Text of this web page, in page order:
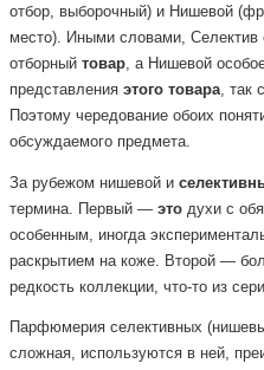
отбор, выборочный) и Нишевой
место). Иными словами, Селектив
отборный товар, а Нишевой
представления этого товара, так
Поэтому чередование обоих
обсуждаемого предмета.
За рубежом нишевой и
термина. Первый — это духи с
особенным, иногда
раскрытием на коже. Второй —
редкость коллекции, что-то из
Парфюмерия селективных
сложная, используются в ней,